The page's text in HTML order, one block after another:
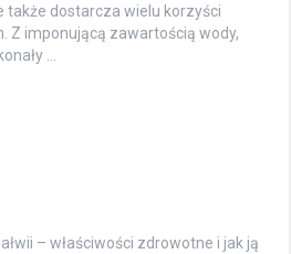
także dostarcza wielu korzyści
Z imponującą zawartością wody,
…
– właściwości zdrowotne i jak ją